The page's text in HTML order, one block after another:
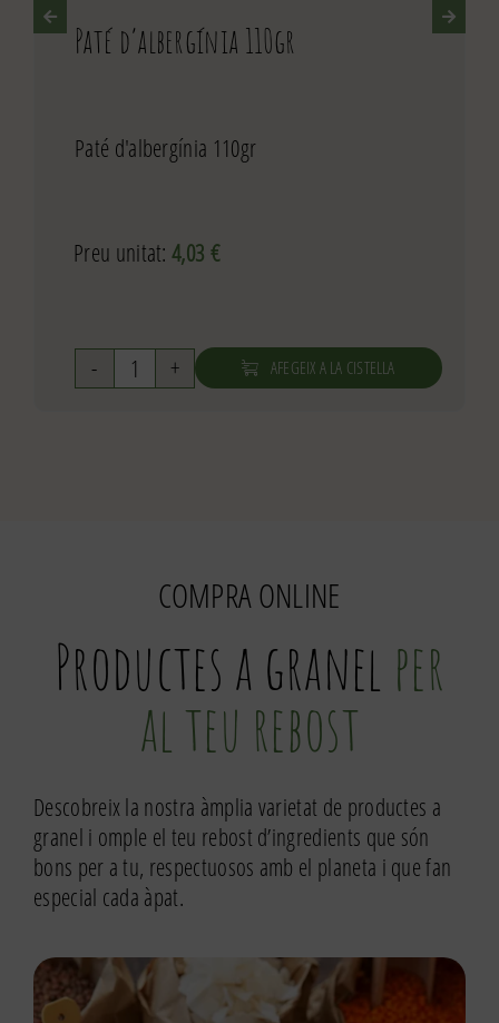
Paté d’albergínia 110gr
Paté d'albergínia 110gr
Preu unitat: 4,03 €
quantitat
AFEGEIX A LA CISTELLA
COMPRA ONLINE
Productes a granel per
al teu rebost
Descobreix la nostra àmplia varietat de productes a
granel i omple el teu rebost d’ingredients que són
bons per a tu, respectuosos amb el planeta i que fan
especial cada àpat.